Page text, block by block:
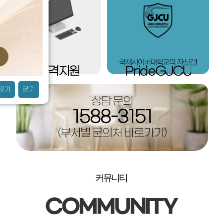
닫기
기
원격지원 PrideGJCU
상담 문의
1588-3151
(부서별 문의처 바로가기)
커뮤니티
COMMUNITY